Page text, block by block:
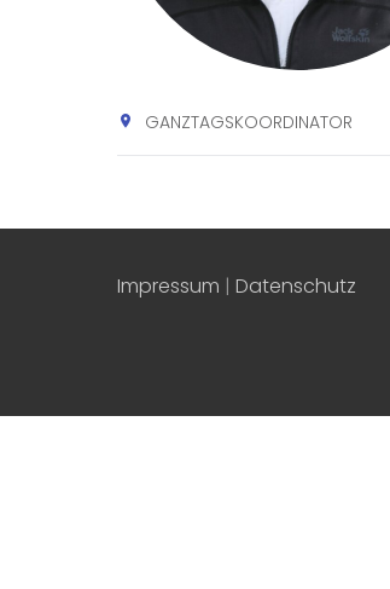
GANZTAGSKOORDINATOR
Impressum | Datenschutz